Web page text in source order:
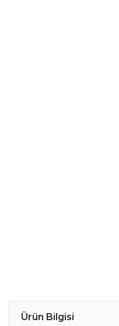
Ürün Bilgisi